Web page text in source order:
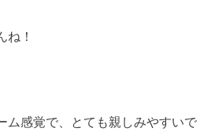
ね！
ム感覚で、とても親しみやすいで